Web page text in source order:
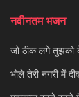
नवीनतम भजन
जो ठीक लगे तुझको
भोले तेरी नगरी में